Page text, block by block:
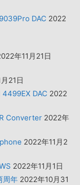
DAC 2022
年11月21日
21日
DAC 2022
Converter 2022年
2022年11月2
2022年11月1日
周年 2022年10月31